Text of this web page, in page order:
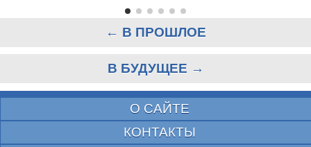
← В ПРОШЛОЕ
В БУДУЩЕЕ →
О САЙТЕ
КОНТАКТЫ